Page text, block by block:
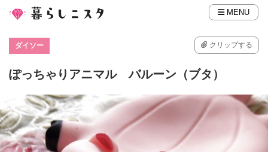
MENU
ダイソー クリップする
ぽっちゃりアニマル バルーン（ブタ）